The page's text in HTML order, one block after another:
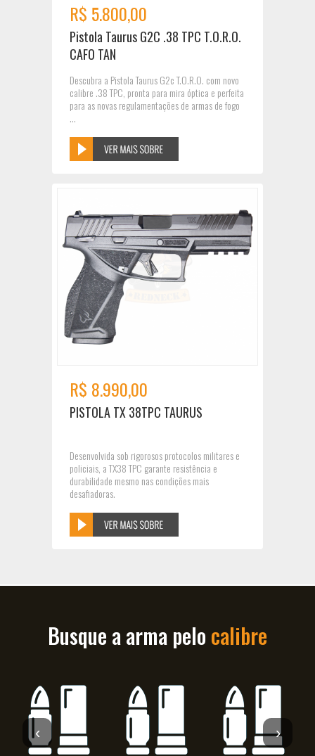
R$ 5.800,00
Pistola Taurus G2C .38 TPC T.O.R.O.
CAFO TAN
Descubra a Pistola Taurus G2c T.O.R.O. com novo
calibre .38 TPC, pronta para mira óptica e perfeita
para as novas regulamentações de armas de fogo
...
R$ 8.990,00
PISTOLA TX 38TPC TAURUS
Desenvolvida sob rigorosos protocolos militares e
policiais, a TX38 TPC garante resistência e
durabilidade mesmo nas condições mais
desafiadoras.
Busque a arma pelo calibre
‹ ›